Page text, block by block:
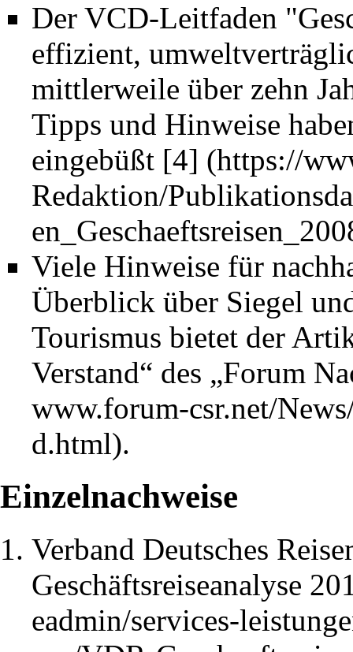
Der VCD-Leitfaden
effizient,
mittlerweile über zehn
Tipps und Hinweise
eingebüßt [4]
Viele Hinweise für
Überblick über Siegel
Tourismus bietet der
Verstand“ des „Forum
.
Einzelnachweise
Verband Deutsches
Geschäftsreiseanalyse